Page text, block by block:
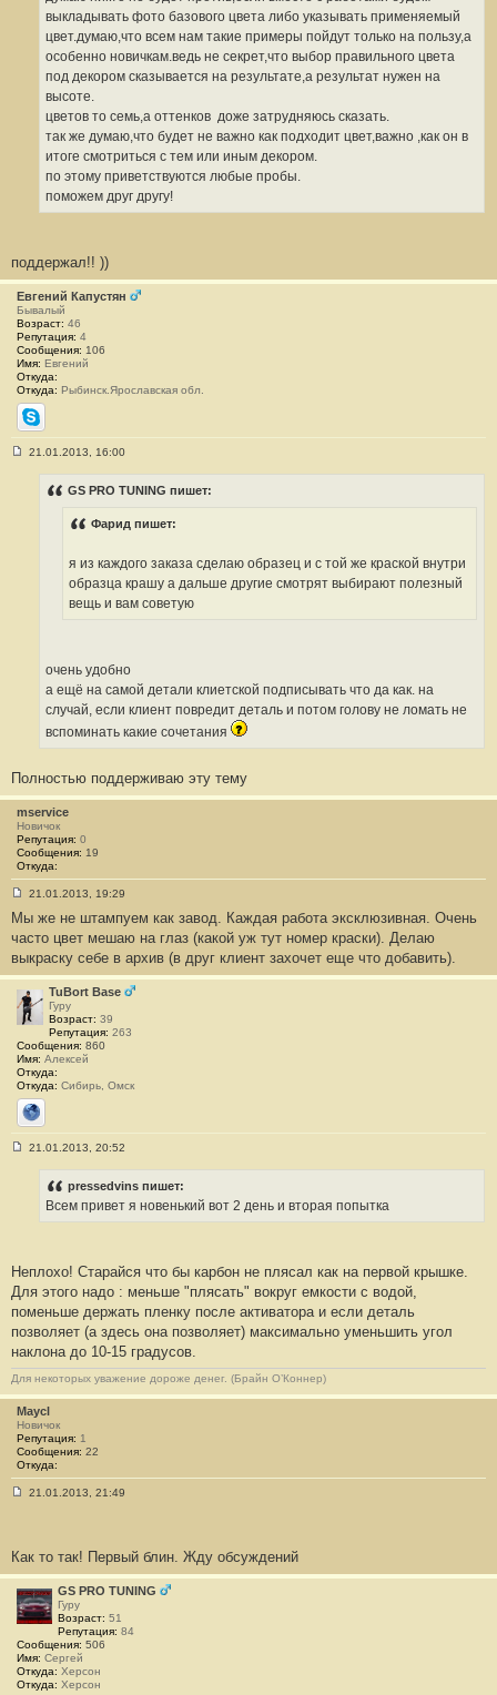
выкладывать фото базового цвета либо указывать применяемый
цвет.думаю,что всем нам такие примеры пойдут только на пользу,а
особенно новичкам.ведь не секрет,что выбор правильного цвета
под декором сказывается на результате,а результат нужен на
высоте.
цветов то семь,а оттенков доже затрудняюсь сказать.
так же думаю,что будет не важно как подходит цвет,важно ,как он в
итоге смотриться с тем или иным декором.
по этому приветствуются любые пробы.
поможем друг другу!
поддержал!! ))
Евгений Капустян
Бывалый
Возраст: 46
Репутация: 4
Сообщения: 106
Имя: Евгений
Откуда:
Откуда: Рыбинск.Ярославская обл.
Skype
21.01.2013, 16:00
GS PRO TUNING пишет:
Фарид пишет:
я из каждого заказа сделаю образец и с той же краской внутри
образца крашу а дальше другие смотрят выбирают полезный
вещь и вам советую
очень удобно
а ещё на самой детали клиетской подписывать что да как. на
случай, если клиент повредит деталь и потом голову не ломать не
вспоминать какие сочетания
Полностью поддерживаю эту тему
mservice
Новичок
Репутация: 0
Сообщения: 19
Откуда:
о
б
щ
н
и
е
#
5
3
21.01.2013, 19:29
Мы же не штампуем как завод. Каждая работа эксклюзивная. Очень
часто цвет мешаю на глаз (какой уж тут номер краски). Делаю
выкраску себе в архив (в друг клиент захочет еще что добавить).
TuBort Base
Гуру
Возраст: 39
Репутация: 263
Сообщения: 860
Имя: Алексей
Откуда:
Откуда: Сибирь, Омск
Сайт
#
6
4
21.01.2013, 20:52
pressedvins пишет:
Всем привет я новенький вот 2 день и вторая попытка
Неплохо! Старайся что бы карбон не плясал как на первой крышке.
Для этого надо : меньше "плясать" вокруг емкости с водой,
поменьше держать пленку после активатора и если деталь
позволяет (а здесь она позволяет) максимально уменьшить угол
наклона до 10-15 градусов.
Для некоторых уважение дороже денег. (Брайн О’Коннер)
Maycl
Новичок
Репутация: 1
Сообщения: 22
Откуда:
щ
н
и
е
#
5
5
21.01.2013, 21:49
Как то так! Первый блин. Жду обсуждений
GS PRO TUNING
Гуру
Возраст: 51
Репутация: 84
Сообщения: 506
Имя: Сергей
Откуда: Херсон
Откуда: Херсон